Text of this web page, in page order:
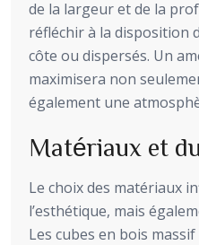
de la largeur et de la
réfléchir à la disposition
côte ou dispersés. Un
maximisera non
également une
Matériaux et
Le choix des matériaux
l’esthétique, mais
Les cubes en bois